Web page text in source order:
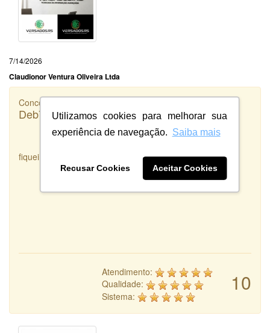
Utilizamos cookies para melhorar sua
experiência de navegação. Saiba mais
Recusar Cookies Aceitar Cookies
7/14/2026
Claudionor Ventura Oliveira Ltda
Concorrência
Deb7 Agropecuária
fiquei satisfeita com o serviço prestado
10
Atendimento:
Qualidade:
Sistema: